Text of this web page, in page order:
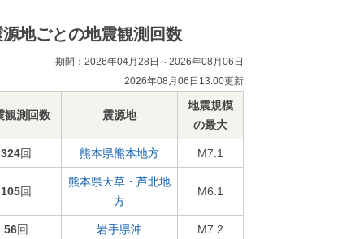
源地ごとの地震観測回数
期間：2026年04月28日～2026年08月06日
2026年08月06日13:00更新
観測回数 震源地
地震規模
の最大
324回 熊本県熊本地方 M7.1
105回
熊本県天草・芦北地
方
M6.1
56回 岩手県沖 M7.2